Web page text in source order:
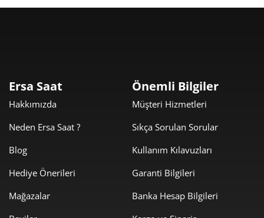
Ersa Saat
Hakkımızda
Neden Ersa Saat ?
Blog
Hediye Önerileri
Mağazalar
Önemli Bilgiler
Müşteri Hizmetleri
Sıkça Sorulan Sorular
Kullanım Kılavuzları
Garanti Bilgileri
Banka Hesap Bilgileri